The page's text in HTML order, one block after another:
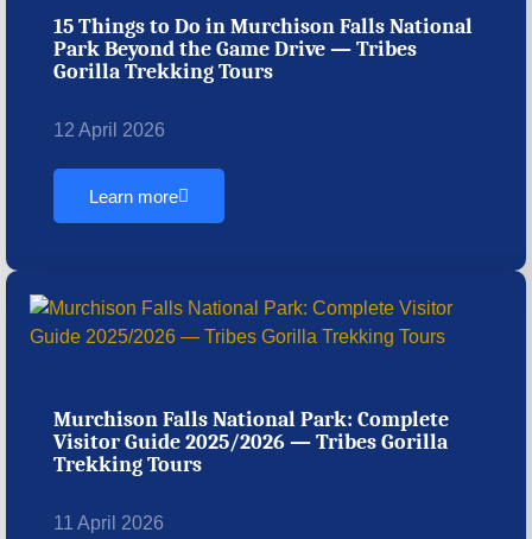
15 Things to Do in Murchison Falls National
Park Beyond the Game Drive — Tribes
Gorilla Trekking Tours
12 April 2026
Learn more
Murchison Falls National Park: Complete
Visitor Guide 2025/2026 — Tribes Gorilla
Trekking Tours
11 April 2026